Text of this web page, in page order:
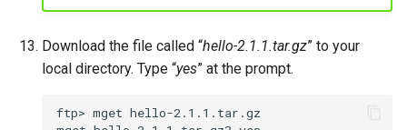
Download the file called “hello-2.1.1.tar.gz” to your
local directory. Type “yes” at the prompt.
ftp> mget hello-2.1.1.tar.gz